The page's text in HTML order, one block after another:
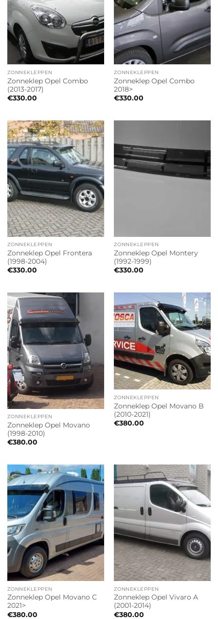
ZONNEKLEPPEN
Zonneklep Opel Combo
(2013-2017)
€330.00
ZONNEKLEPPEN
Zonneklep Opel Combo
2018>
€330.00
ZONNEKLEPPEN
Zonneklep Opel Frontera
(1998-2004)
€330.00
ZONNEKLEPPEN
Zonneklep Opel Montery
(1992-1999)
€330.00
ZONNEKLEPPEN
Zonneklep Opel Movano
(1998-2010)
€380.00
ZONNEKLEPPEN
Zonneklep Opel Movano B
(2010-2021)
€380.00
ZONNEKLEPPEN
Zonneklep Opel Movano C
2021>
€380.00
ZONNEKLEPPEN
Zonneklep Opel Vivaro A
(2001-2014)
€380.00